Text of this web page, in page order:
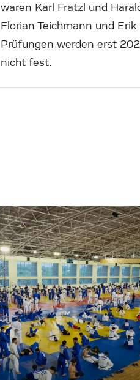
waren Karl Fratzl und
Florian Teichmann und
Prüfungen werden erst
nicht fest.